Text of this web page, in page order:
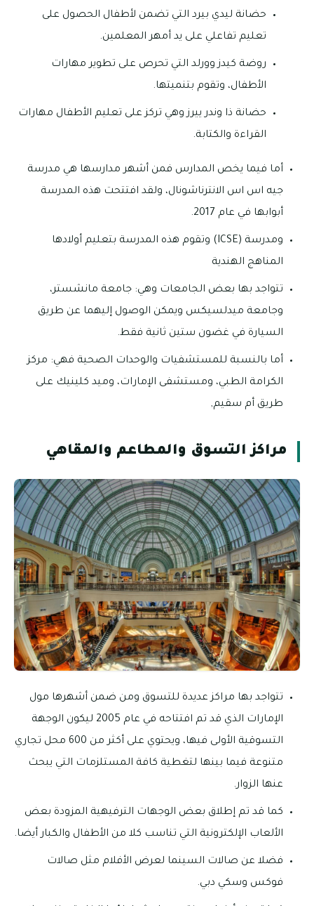
حضانة ليدي بيرد التي تضمن لأطفال الحصول على
تعليم تفاعلي على يد أمهر المعلمين.
روضة كيدز وورلد التي تحرص على تطوير مهارات
الأطفال، وتقوم بتنميتها.
حضانة ذا وندر ييرز وهي تركز على تعليم الأطفال مهارات
القراءة والكتابة.
أما فيما يخص المدارس فمن أشهر مدارسها هي مدرسة
جيه اس اس الانترناشونال، ولقد افتتحت هذه المدرسة
أبوابها في عام 2017.
ومدرسة (ICSE) وتقوم هذه المدرسة بتعليم أولادها
المناهج الهندية
تتواجد بها بعض الجامعات وهي: جامعة مانشستر،
وجامعة ميدلسيكس ويمكن الوصول إليهما عن طريق
السيارة في غضون ستين ثانية فقط.
أما بالنسبة للمستشفيات والوحدات الصحية فهي: مركز
الكرامة الطبي، ومستشفى الإمارات، وميد كلينيك على
طريق أم سقيم,
مراكز التسوق والمطاعم والمقاهي
تتواجد بها مراكز عديدة للتسوق ومن ضمن أشهرها مول
الإمارات الذي قد تم افتتاحه في عام 2005 ليكون الوجهة
التسوقية الأولى فيها، ويحتوي على أكثر من 600 محل تجاري
متنوعة فيما بينها لتغطية كافة المستلزمات التي يبحث
عنها الزوار.
كما قد تم إطلاق بعض الوجهات الترفيهية المزودة بعض
الألعاب الإلكترونية التي تناسب كلا من الأطفال والكبار أيضا.
فضلا عن صالات السينما لعرض الأفلام مثل صالات
فوكس وسكي دبي.